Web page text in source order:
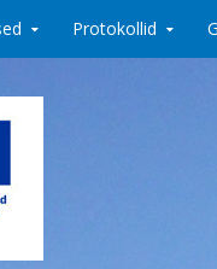
Protokollid